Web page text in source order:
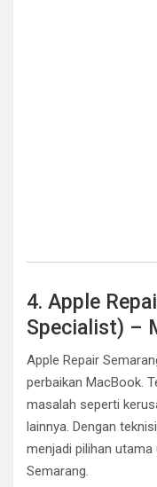
4. Apple
Specialist) –
Apple Repair
perbaikan MacBook.
masalah seperti
lainnya. Dengan
menjadi pilihan
Semarang.